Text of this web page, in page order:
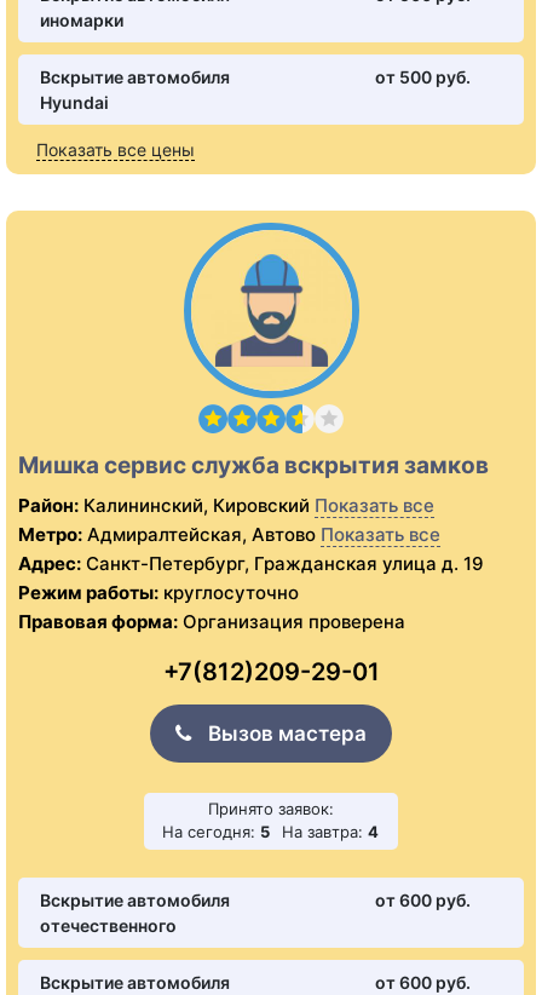
иномарки
Вскрытие автомобиля
Hyundai
от 500 pуб.
Показать все цены
Мишка сервис служба вскрытия замков
Район: Калининский, Кировский Показать все
Метро: Адмиралтейская, Автово Показать все
Адрес: Санкт-Петербург, Гражданская улица д. 19
Режим работы: круглосуточно
Правовая форма: Организация проверена
+7(812)209-29-01
Вызов мастера
Принято заявок:
На сегодня: 5 На завтра: 4
Вскрытие автомобиля
отечественного
от 600 pуб.
Вскрытие автомобиля
от 600 pуб.